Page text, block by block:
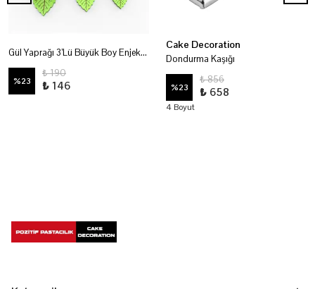
Gül Yaprağı 3’Lü Büyük Boy Enjektör
%23
₺ 190
₺ 146
Cake Decoration
Dondurma Kaşığı
%23
₺ 856
₺ 658
4 Boyut